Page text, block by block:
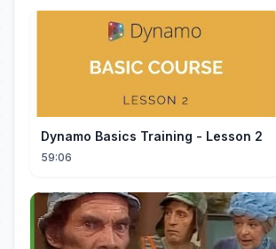
Dynamo Basics Training - Lesson 2
59:06